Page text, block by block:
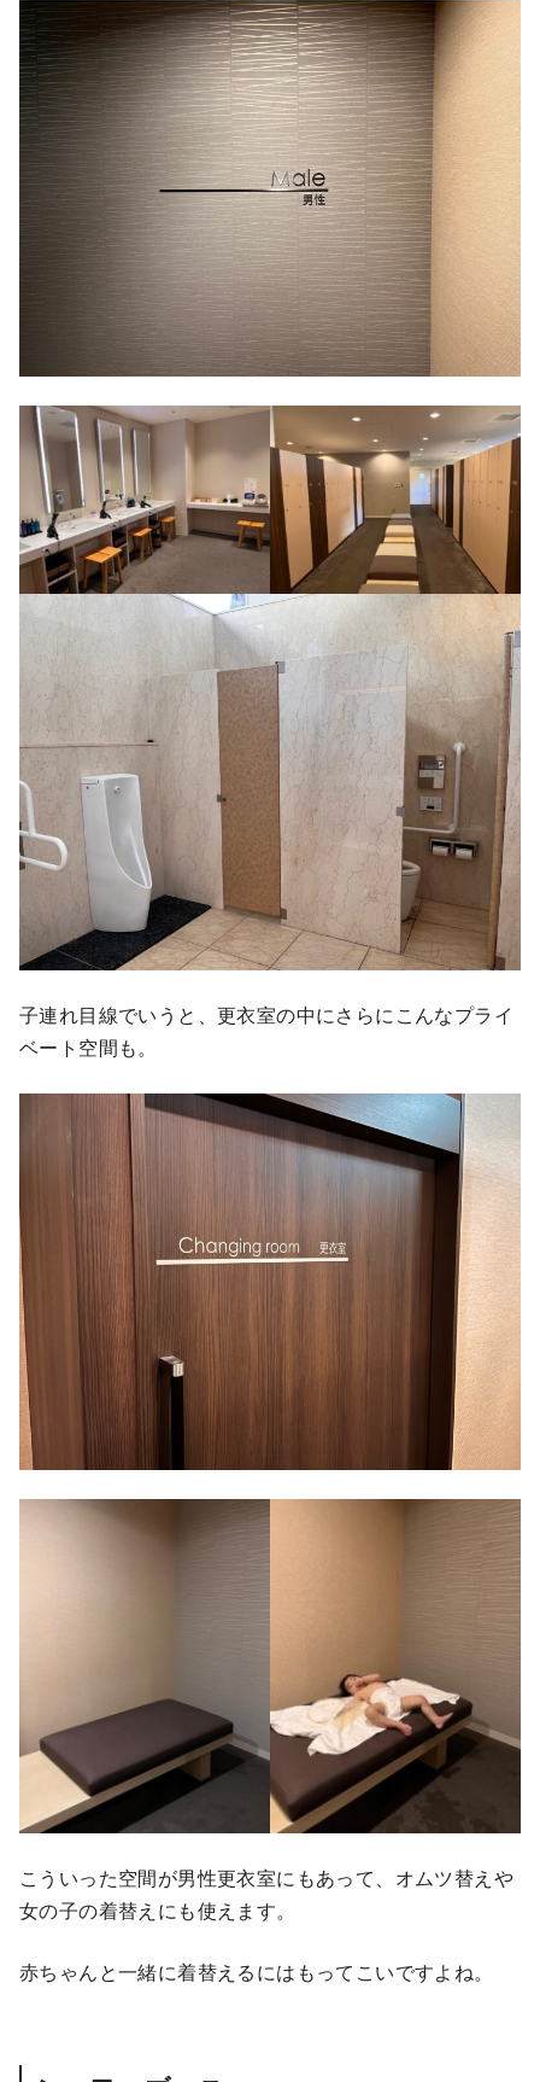
子連れ目線でいうと、更衣室の中にさらにこんなプライ
ベート空間も。
こういった空間が男性更衣室にもあって、オムツ替えや
女の子の着替えにも使えます。
赤ちゃんと一緒に着替えるにはもってこいですよね。